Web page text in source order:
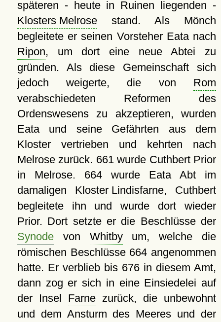
späteren - heute in Ruinen liegenden -
Klosters Melrosestand. Als Mönch
begleitete er seinen Vorsteher Eata nach
Ripon, um dort eine neue Abtei zu
gründen. Als diese Gemeinschaft sich
jedoch weigerte, die von Rom
verabschiedeten Reformen des
Ordenswesens zu akzeptieren, wurden
Eata und seine Gefährten aus dem
Kloster vertrieben und kehrten nach
Melrose zurück. 661 wurde Cuthbert Prior
in Melrose. 664 wurde Eata Abt im
damaligen Kloster Lindisfarne, Cuthbert
begleitete ihn und wurde dort wieder
Prior. Dort setzte er die Beschlüsse der
Synodevon Whitbyum, welche die
römischen Beschlüsse 664 angenommen
hatte. Er verblieb bis 676 in diesem Amt,
dann zog er sich in eine Einsiedelei auf
der Insel Farnezurück, die unbewohnt
und dem Ansturm des Meeres und der